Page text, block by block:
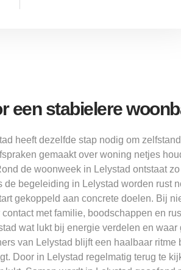
een stabielere
heeft dezelfde stap nodig om
gemaakt over woning netjes
de woonweek in Lelystad ontstaat
de begeleiding in Lelystad worden rust
gekoppeld aan concrete doelen. Bij
met familie, boodschappen en
wat lukt bij energie verdelen en waar
van Lelystad blijft een haalbaar ritme
Door in Lelystad regelmatig terug te